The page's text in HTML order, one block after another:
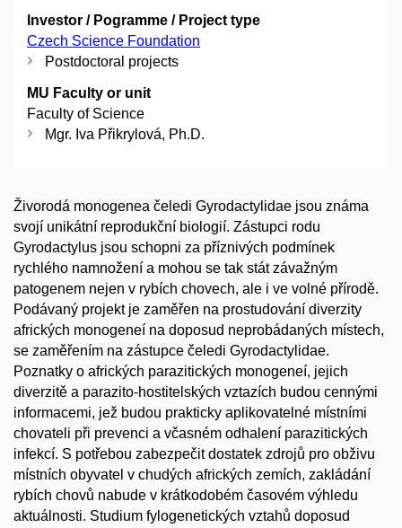
Investor / Pogramme / Project type
Czech Science Foundation
Postdoctoral projects
MU Faculty or unit
Faculty of Science
Mgr. Iva Přikrylová, Ph.D.
Živorodá monogenea čeledi Gyrodactylidae jsou známa
svojí unikátní reprodukční biologií. Zástupci rodu
Gyrodactylus jsou schopni za příznivých podmínek
rychlého namnožení a mohou se tak stát závažným
patogenem nejen v rybích chovech, ale i ve volné přírodě.
Podávaný projekt je zaměřen na prostudování diverzity
afrických monogeneí na doposud neprobádaných místech,
se zaměřením na zástupce čeledi Gyrodactylidae.
Poznatky o afrických parazitických monogeneí, jejich
diverzitě a parazito-hostitelských vztazích budou cennými
informacemi, jež budou prakticky aplikovatelné místními
chovateli při prevenci a včasném odhalení parazitických
infekcí. S potřebou zabezpečit dostatek zdrojů pro obživu
místních obyvatel v chudých afrických zemích, zakládání
rybích chovů nabude v krátkodobém časovém výhledu
aktuálnosti. Studium fylogenetických vztahů doposud